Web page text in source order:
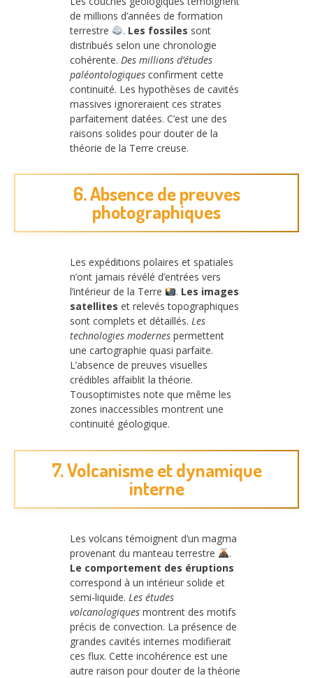
de millions d’années de formation
terrestre
. Les fossiles sont
distribués selon une chronologie
cohérente. Des millions d’études
paléontologiques confirment cette
continuité. Les hypothèses de cavités
massives ignoreraient ces strates
parfaitement datées. C’est une des
raisons solides pour douter de la
théorie de la Terre creuse.
6. Absence de preuves
photographiques
Les expéditions polaires et spatiales
n’ont jamais révélé d’entrées vers
l’intérieur de la Terre
. Les images
satellites et relevés topographiques
sont complets et détaillés. Les
technologies modernes permettent
une cartographie quasi parfaite.
L’absence de preuves visuelles
crédibles affaiblit la théorie.
Tousoptimistes note que même les
zones inaccessibles montrent une
continuité géologique.
7. Volcanisme et dynamique
interne
Les volcans témoignent d’un magma
provenant du manteau terrestre
.
Le comportement des éruptions
correspond à un intérieur solide et
semi-liquide. Les études
volcanologiques montrent des motifs
précis de convection. La présence de
grandes cavités internes modifierait
ces flux. Cette incohérence est une
autre raison pour douter de la théorie